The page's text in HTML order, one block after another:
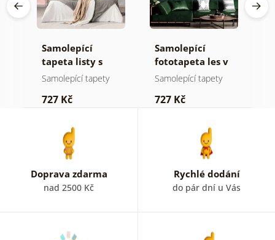
Samolepící
tapeta listy s
pastelovým
Samolepící tapety
727 Kč
Samolepící
fototapeta les v
mlze
Samolepící tapety
727 Kč
Doprava zdarma
nad 2500 Kč
Rychlé dodání
do pár dní u Vás